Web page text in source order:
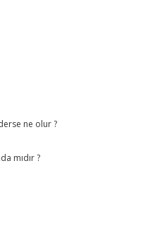
ne olur ?
mıdır ?